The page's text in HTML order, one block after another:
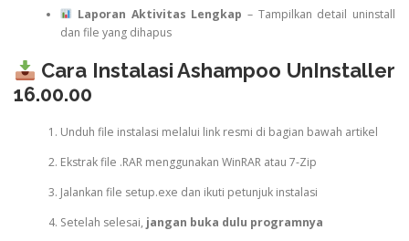
Laporan Aktivitas Lengkap – Tampilkan detail uninstall
dan file yang dihapus
Cara Instalasi Ashampoo UnInstaller
16.00.00
Unduh file instalasi melalui link resmi di bagian bawah artikel
Ekstrak file .RAR menggunakan WinRAR atau 7-Zip
Jalankan file setup.exe dan ikuti petunjuk instalasi
Setelah selesai, jangan buka dulu programnya